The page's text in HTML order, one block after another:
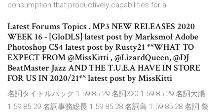
consumption that productively capabilities for a
Latest Forums Topics . MP3 NEW RELEASES 2020
WEEK 16 - [GloDLS] latest post by Marksmol Adobe
Photoshop CS4 latest post by Rusty21 **WHAT TO
EXPECT FROM @MissKitti , @LizardQueen, @DJ
BeatMaster Jazz AND THE T.U.E.A HAVE IN STORE
FOR US IN 2020/21** latest post by MissKitti
名詞タイトルバック 1.59 85.29 名詞320 1.59 85.29 名詞大腸
1.59 85.29 名詞事務総長 1.59 85.28 名詞島 1.59 85.28 名詞 祭